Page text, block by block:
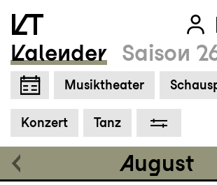
Zum Hauptinhalt springen
Zum Footer springen
Kalender Saison
Musiktheater
Konzert Tanz
August